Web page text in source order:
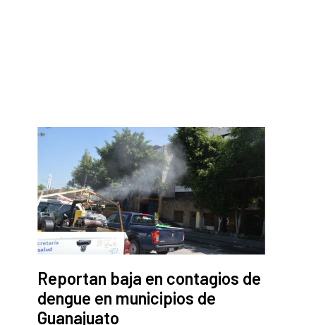
Reportan baja en contagios de
dengue en municipios de
Guanajuato